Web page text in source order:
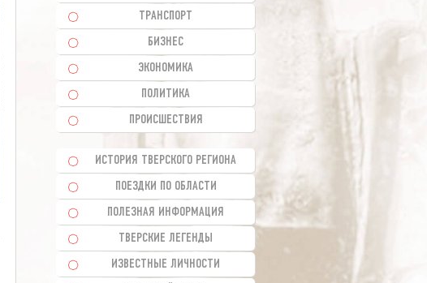
ТРАНСПОРТ
БИЗНЕС
ЭКОНОМИКА
ПОЛИТИКА
ПРОИСШЕСТВИЯ
ИСТОРИЯ ТВЕРСКОГО РЕГИОНА
ПОЕЗДКИ ПО ОБЛАСТИ
ПОЛЕЗНАЯ ИНФОРМАЦИЯ
ТВЕРСКИЕ ЛЕГЕНДЫ
ИЗВЕСТНЫЕ ЛИЧНОСТИ